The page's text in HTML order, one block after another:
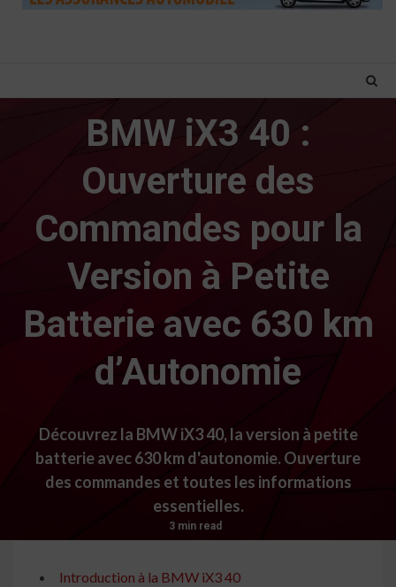
BMW iX3 40 :
Ouverture des
Commandes pour la
Version à Petite
Batterie avec 630 km
d’Autonomie
Découvrez la BMW iX3 40, la version à petite
batterie avec 630 km d'autonomie. Ouverture
des commandes et toutes les informations
essentielles.
3 min read
Introduction à la BMW iX3 40